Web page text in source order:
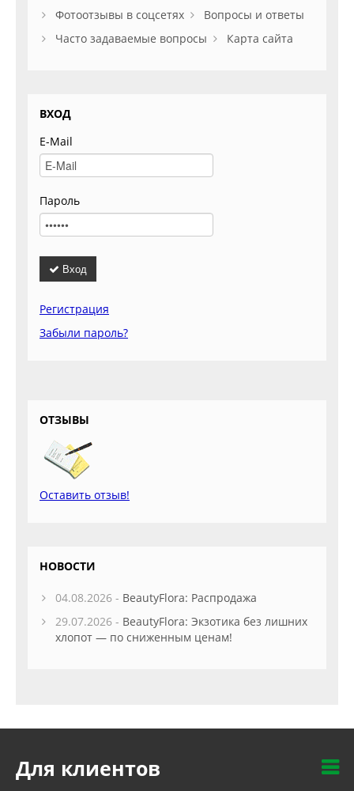
Фотоотзывы в соцсетях
Вопросы и ответы
Часто задаваемые вопросы
Карта сайта
ВХОД
E-Mail
Пароль
Вход
Регистрация
Забыли пароль?
ОТЗЫВЫ
Оставить отзыв!
НОВОСТИ
04.08.2026 - BeautyFlora: Распродажа
29.07.2026 - BeautyFlora: Экзотика без лишних
хлопот — по сниженным ценам!
Для клиентов